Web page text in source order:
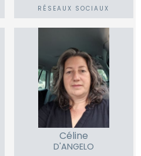
RÉSEAUX SOCIAUX
Céline
D'ANGELO